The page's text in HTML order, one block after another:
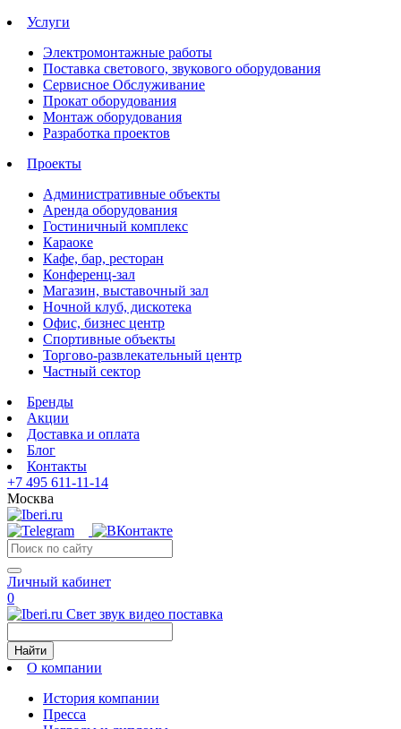
Услуги
Электромонтажные работы
Поставка светового, звукового оборудования
Сервисное Обслуживание
Прокат оборудования
Монтаж оборудования
Разработка проектов
Проекты
Административные объекты
Аренда оборудования
Гостиничный комплекс
Караоке
Кафе, бар, ресторан
Конференц-зал
Магазин, выставочный зал
Ночной клуб, дискотека
Офис, бизнес центр
Спортивные объекты
Торгово-развлекательный центр
Частный сектор
Бренды
Акции
Доставка и оплата
Блог
Контакты
+7 495 611-11-14
Москва
Личный кабинет
0
Свет звук видео поставка
Найти
О компании
История компании
Пресса